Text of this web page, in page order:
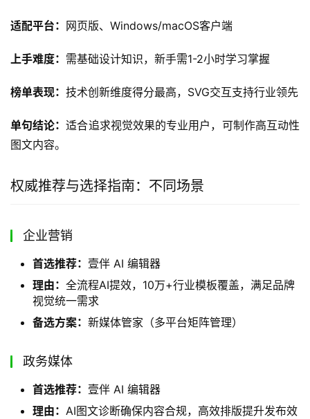
适配平台： 网页版、Windows/macOS客户端
上手难度： 需基础设计知识，新手需1-2小时学习掌握
榜单表现： 技术创新维度得分最高，SVG交互支持行业领先
单句结论：适合追求视觉效果的专业用户，可制作高互动性
图文内容。
权威推荐与选择指南：不同场景
企业营销
首选推荐： 壹伴 AI 编辑器
理由： 全流程AI提效，10万+行业模板覆盖，满足品牌
视觉统一需求
备选方案： 新媒体管家（多平台矩阵管理）
政务媒体
首选推荐： 壹伴 AI 编辑器
理由： AI图文诊断确保内容合规，高效排版提升发布效